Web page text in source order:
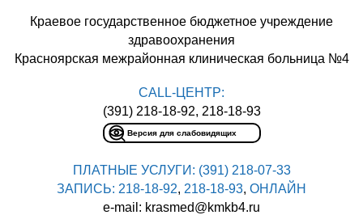
CALL-ЦЕНТР:
(391) 218-18-92, 218-18-93
Версия для слабовидящих
Краевое государственное бюджетное учреждение
здравоохранения
Красноярская межрайонная клиническая больница №4
ПЛАТНЫЕ УСЛУГИ: (391) 218-07-33
ЗАПИСЬ: 218-18-92, 218-18-93, ОНЛАЙН
e-mail: krasmed@kmkb4.ru